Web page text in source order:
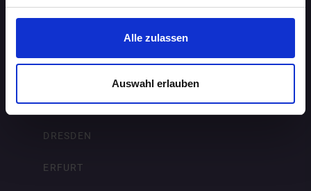
Alle zulassen
Auswahl erlauben
BIELEFELD
BRAUNSCHWEIG
DORTMUND
DRESDEN
ERFURT